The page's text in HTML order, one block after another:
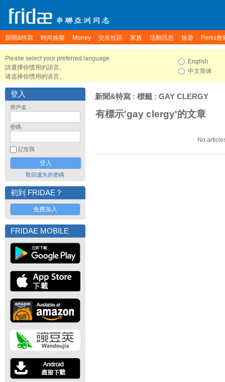
新聞&特寫 時尚娛樂 Money 交友社區 家族 活動訊息 旅遊 Perks會
Please select your preferred language.
請選擇你慣用的語言。
请选择你惯用的语言。
English
中文简体
登入
用戶名
密碼
記住我
取回遺失的密碼
初到 FRIDAE？
免費加入
FRIDAE MOBILE
新聞&特寫 : 標籤 : GAY CLERGY
有標示'gay clergy'的文章
No